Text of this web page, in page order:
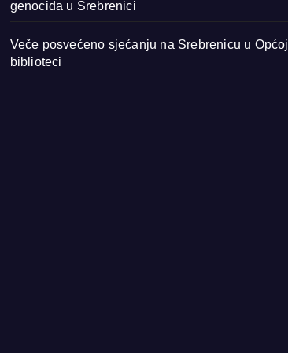
genocida u Srebrenici
Veče posvećeno sjećanju na Srebrenicu u Općoj
biblioteci